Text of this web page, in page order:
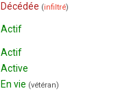
Décédée (infiltré)
Actif
Actif
Active
En vie (vétéran)